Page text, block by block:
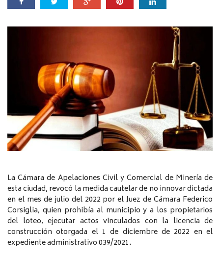
La Cámara de Apelaciones Civil y Comercial de Minería de
esta ciudad, revocó la medida cautelar de no innovar dictada
en el mes de julio del 2022 por el Juez de Cámara Federico
Corsiglia, quien prohibía al municipio y a los propietarios
del loteo, ejecutar actos vinculados con la licencia de
construcción otorgada el 1 de diciembre de 2022 en el
expediente administrativo 039/2021.